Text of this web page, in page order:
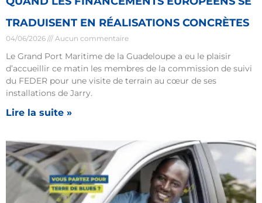
TRADUISENT EN RÉALISATIONS CONCRÈTES
04/06/2026 Aucun commentaire
Le Grand Port Maritime de la Guadeloupe a eu le plaisir
d’accueillir ce matin les membres de la commission de suivi
du FEDER pour une visite de terrain au cœur de ses
installations de Jarry.
Lire la suite »